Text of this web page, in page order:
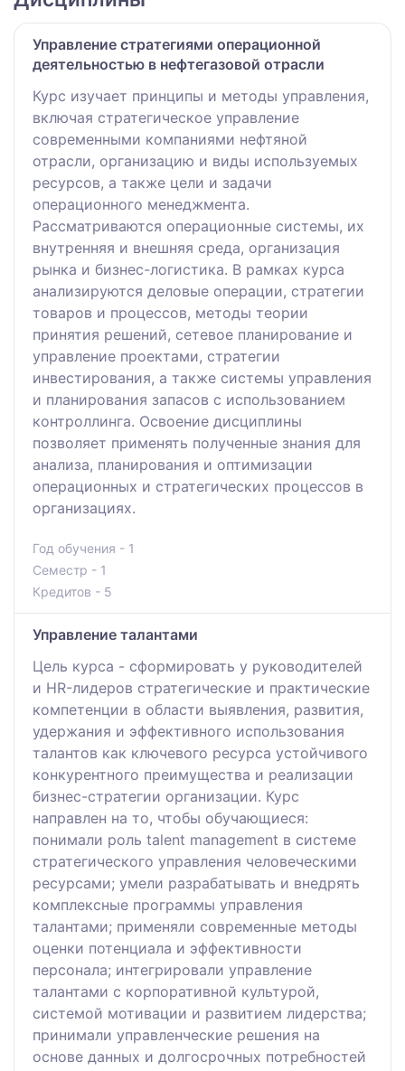
Управление стратегиями операционной
деятельностью в нефтегазовой отрасли
Курс изучает принципы и методы управления,
включая стратегическое управление
современными компаниями нефтяной
отрасли, организацию и виды используемых
ресурсов, а также цели и задачи
операционного менеджмента.
Рассматриваются операционные системы, их
внутренняя и внешняя среда, организация
рынка и бизнес-логистика. В рамках курса
анализируются деловые операции, стратегии
товаров и процессов, методы теории
принятия решений, сетевое планирование и
управление проектами, стратегии
инвестирования, а также системы управления
и планирования запасов с использованием
контроллинга. Освоение дисциплины
позволяет применять полученные знания для
анализа, планирования и оптимизации
операционных и стратегических процессов в
организациях.
Год обучения - 1
Семестр - 1
Кредитов - 5
Управление талантами
Цель курса - сформировать у руководителей
и HR-лидеров стратегические и практические
компетенции в области выявления, развития,
удержания и эффективного использования
талантов как ключевого ресурса устойчивого
конкурентного преимущества и реализации
бизнес-стратегии организации. Курс
направлен на то, чтобы обучающиеся:
понимали роль talent management в системе
стратегического управления человеческими
ресурсами; умели разрабатывать и внедрять
комплексные программы управления
талантами; применяли современные методы
оценки потенциала и эффективности
персонала; интегрировали управление
талантами с корпоративной культурой,
системой мотивации и развитием лидерства;
принимали управленческие решения на
основе данных и долгосрочных потребностей